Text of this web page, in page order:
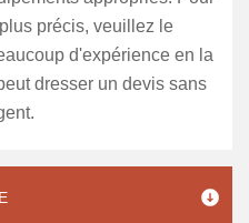
précis, veuillez le
d'expérience en la
dresser un devis sans